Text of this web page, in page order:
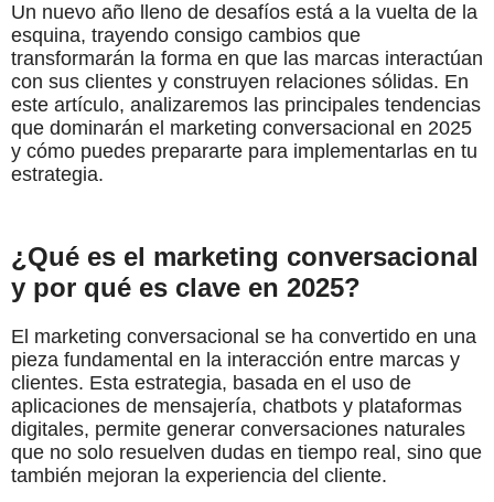
Un nuevo año lleno de desafíos está a la vuelta de la
esquina, trayendo consigo cambios que
transformarán la forma en que las marcas interactúan
con sus clientes y construyen relaciones sólidas. En
este artículo, analizaremos las principales tendencias
que dominarán el marketing conversacional en 2025
y cómo puedes prepararte para implementarlas en tu
estrategia.
¿Qué es el marketing conversacional
y por qué es clave en 2025?
El marketing conversacional se ha convertido en una
pieza fundamental en la interacción entre marcas y
clientes. Esta estrategia, basada en el uso de
aplicaciones de mensajería, chatbots y plataformas
digitales, permite generar conversaciones naturales
que no solo resuelven dudas en tiempo real, sino que
también mejoran la experiencia del cliente.